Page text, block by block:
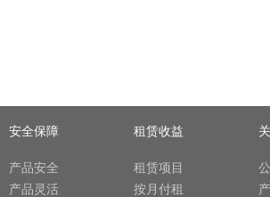
安全保障
产品安全
产品灵活
租赁收益
租赁项目
按月付租